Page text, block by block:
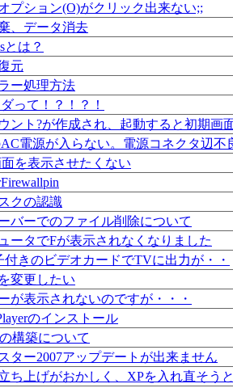
プション(O)がクリック出来ない;;
、データ消去
とは？
元
ー処理方法
って！？！？！
ント?が作成され、起動すると初期画
AC電源が入らない。電源コネクタ辺不
を表示させたくない
クの認識
バーでのファイル削除について
ータでFが表示されなくなりました
付きのビデオカードでTVに出力が・・
変更したい
が表示されないのですが・・・
のインストール
構築について
ター2007アップデートが出来ません
ち上げがおかしく、XPを入れ直そう